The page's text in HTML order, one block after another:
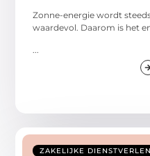
Zonne-energie wordt
waardevol. Daarom is het
ZAKELIJKE